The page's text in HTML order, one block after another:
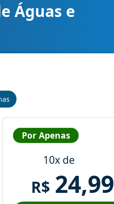
Águas e
Por Apenas
10x de
R$ 24,99